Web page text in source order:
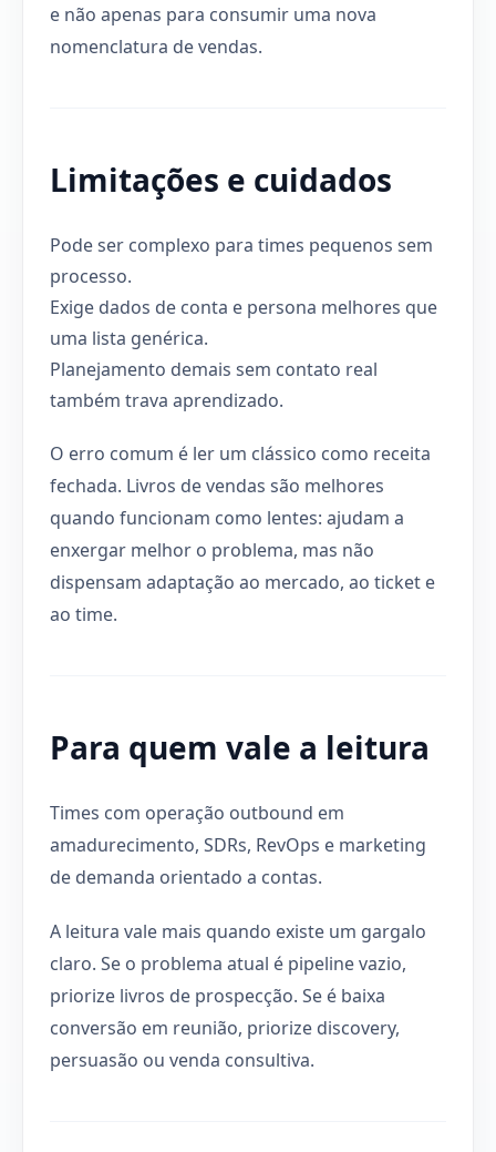
e não apenas para consumir uma nova
nomenclatura de vendas.
Limitações e cuidados
Pode ser complexo para times pequenos sem
processo.
Exige dados de conta e persona melhores que
uma lista genérica.
Planejamento demais sem contato real
também trava aprendizado.
O erro comum é ler um clássico como receita
fechada. Livros de vendas são melhores
quando funcionam como lentes: ajudam a
enxergar melhor o problema, mas não
dispensam adaptação ao mercado, ao ticket e
ao time.
Para quem vale a leitura
Times com operação outbound em
amadurecimento, SDRs, RevOps e marketing
de demanda orientado a contas.
A leitura vale mais quando existe um gargalo
claro. Se o problema atual é pipeline vazio,
priorize livros de prospecção. Se é baixa
conversão em reunião, priorize discovery,
persuasão ou venda consultiva.